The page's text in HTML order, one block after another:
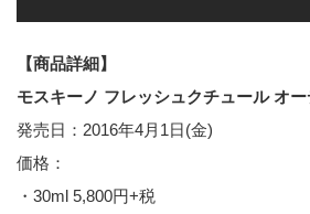
【商品詳細】
モスキーノ フレッシュクチュール オ
発売日：2016年4月1日(金)
価格：
・30ml 5,800円+税